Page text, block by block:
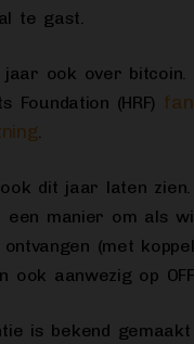
te gast.
ook over bitcoin.
Foundation (HRF) fan
.
dit jaar laten
een manier om als
(met
ook aanwezig op
is bekend gemaakt